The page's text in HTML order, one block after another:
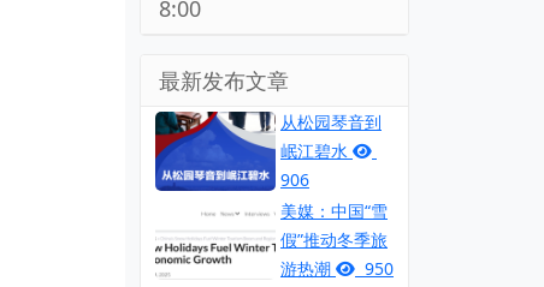
8:00
最新发布文章
从松园琴音到
岷江碧水
906
美媒：中国“雪
假”推动冬季旅
游热潮
950